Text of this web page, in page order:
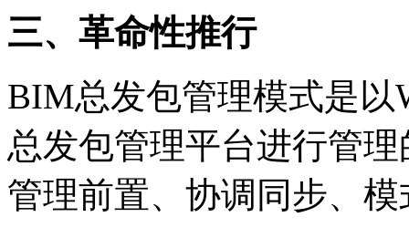
三、革命性推行
BIM总发包管理模式是
总发包管理平台进行管
管理前置、协调同步、